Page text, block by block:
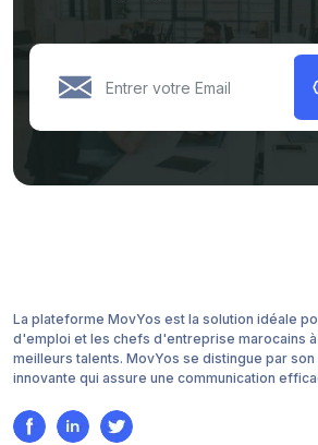
La plateforme MovYos est la solution idéale
d'emploi et les chefs d'entreprise marocains
meilleurs talents. MovYos se distingue par
innovante qui assure une communication